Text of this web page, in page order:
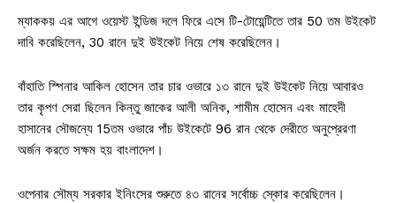
ম্যাককয় এর আগে ওয়েস্ট ইন্ডিজ দলে ফিরে এসে টি-টোয়েন্টিতে তার 50 তম উইকেট
দাবি করেছিলেন, 30 রানে দুই উইকেট নিয়ে শেষ করেছিলেন।
বাঁহাতি স্পিনার আকিল হোসেন তার চার ওভারে ১৩ রানে দুই উইকেট নিয়ে আবারও
তার কৃপণ সেরা ছিলেন কিন্তু জাকের আলী অনিক, শামীম হোসেন এবং মাহেদী
হাসানের সৌজন্যে 15তম ওভারে পাঁচ উইকেটে 96 রান থেকে দেরীতে অনুপ্রেরণা
অর্জন করতে সক্ষম হয় বাংলাদেশ।
ওপেনার সৌম্য সরকার ইনিংসের শুরুতে ৪৩ রানের সর্বোচ্চ স্কোর করেছিলেন।